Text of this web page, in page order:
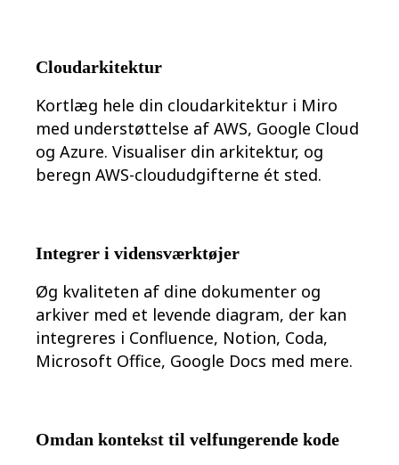
Cloudarkitektur
Kortlæg hele din cloudarkitektur i Miro
med understøttelse af AWS, Google Cloud
og Azure. Visualiser din arkitektur, og
beregn AWS-cloududgifterne ét sted.
Integrer i vidensværktøjer
Øg kvaliteten af dine dokumenter og
arkiver med et levende diagram, der kan
integreres i Confluence, Notion, Coda,
Microsoft Office, Google Docs med mere.
Omdan kontekst til velfungerende kode